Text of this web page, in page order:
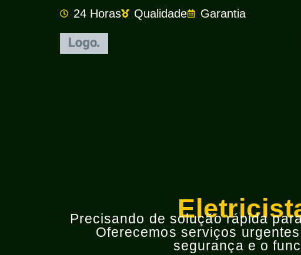
24 Horas Qualidade Garantia
Precisando de solução rápida
Oferecemos serviços
segurança e o